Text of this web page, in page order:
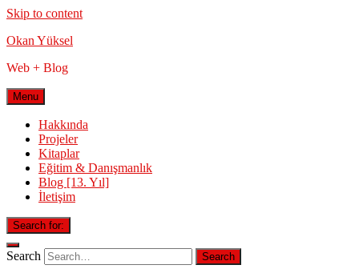
Skip to content
Okan Yüksel
Web + Blog
Menu
Hakkında
Projeler
Kitaplar
Eğitim & Danışmanlık
Blog [13. Yıl]
İletişim
Search for:
Search